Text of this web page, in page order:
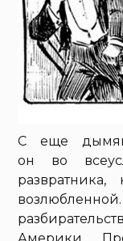
С еще
он во
Америки.